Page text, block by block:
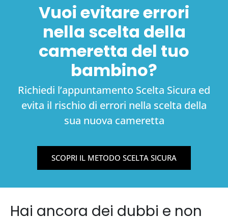
Vuoi evitare errori
nella scelta della
cameretta del tuo
bambino?
Richiedi l’appuntamento Scelta Sicura ed
evita il rischio di errori nella scelta della
sua nuova cameretta
SCOPRI IL METODO SCELTA SICURA
Hai ancora dei dubbi e non